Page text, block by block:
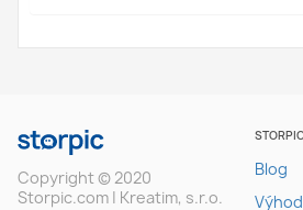
Copyright © 2020
Storpic.com | Kreatim, s.r.o.
Blog